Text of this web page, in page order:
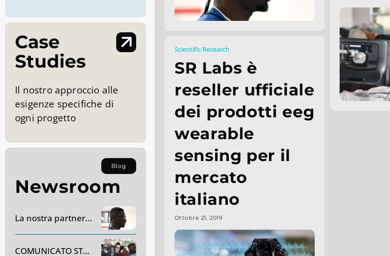
Case
Studies
Il nostro approccio alle
esigenze specifiche di
ogni progetto
Blog
Newsroom
La nostra partnership con AC Monza
COMUNICATO STAMPA – Dynavox Group acquisirà SR Labs Healthcare in Italia
Scientific Research
SR Labs è
reseller ufficiale
dei prodotti eeg
wearable
sensing per il
mercato
italiano
Ottobre 21, 2019